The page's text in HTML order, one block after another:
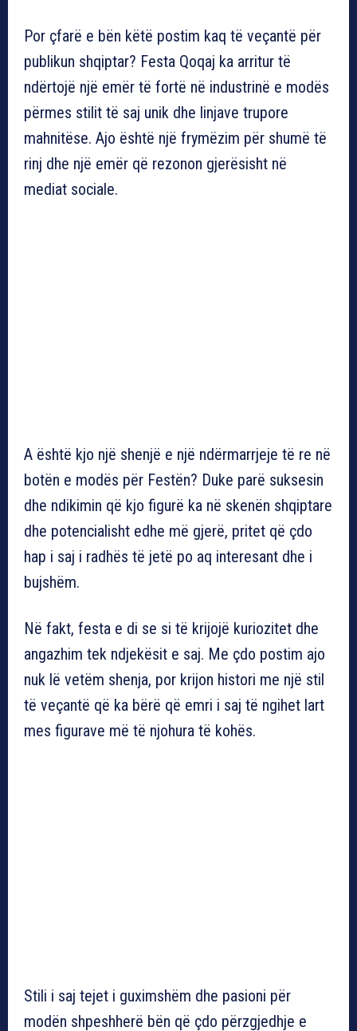
Por çfarë e bën këtë postim kaq të veçantë për
publikun shqiptar? Festa Qoqaj ka arritur të
ndërtojë një emër të fortë në industrinë e modës
përmes stilit të saj unik dhe linjave trupore
mahnitëse. Ajo është një frymëzim për shumë të
rinj dhe një emër që rezonon gjerësisht në
mediat sociale.
A është kjo një shenjë e një ndërmarrjeje të re në
botën e modës për Festën? Duke parë suksesin
dhe ndikimin që kjo figurë ka në skenën shqiptare
dhe potencialisht edhe më gjerë, pritet që çdo
hap i saj i radhës të jetë po aq interesant dhe i
bujshëm.
Në fakt, festa e di se si të krijojë kuriozitet dhe
angazhim tek ndjekësit e saj. Me çdo postim ajo
nuk lë vetëm shenja, por krijon histori me një stil
të veçantë që ka bërë që emri i saj të ngihet lart
mes figurave më të njohura të kohës.
Stili i saj tejet i guximshëm dhe pasioni për
modën shpeshherë bën që çdo përzgjedhje e